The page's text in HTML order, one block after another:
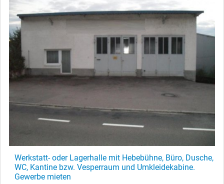
Werkstatt- oder Lagerhalle mit Hebebühne, Büro, Dusche,
WC, Kantine bzw. Vesperraum und Umkleidekabine.
Gewerbe mieten